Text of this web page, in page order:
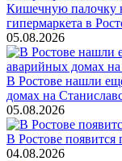
Кишечную палочку
гипермаркета в
05.08.2026
В Ростове нашли
домах на
05.08.2026
В Ростове
04.08.2026